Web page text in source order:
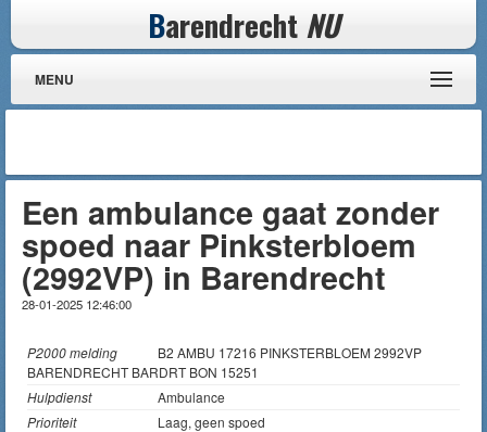
Barendrecht NU
MENU
Een ambulance gaat zonder
spoed naar Pinksterbloem
(2992VP) in Barendrecht
28-01-2025 12:46:00
P2000 melding
B2 AMBU 17216 PINKSTERBLOEM 2992VP
BARENDRECHT BARDRT BON 15251
Hulpdienst
Ambulance
Prioriteit
Laag, geen spoed